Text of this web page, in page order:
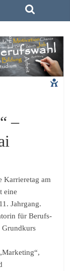
–
Karrieretag am
eine
Jahrgang.
für Berufs-
Grundkurs